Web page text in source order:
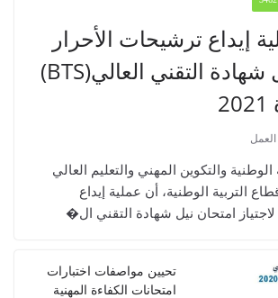
الأحرار
لامتحان نيل شهادة التقني العالي(BTS)
العالي
إيداع
التقني ال�
اختبارات